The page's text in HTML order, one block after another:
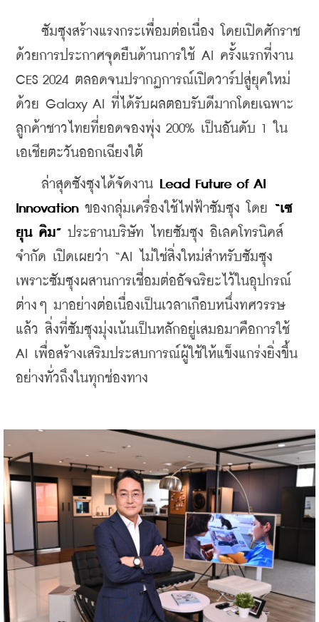
ซัมซุงสร้างแรงกระเพื่อมต่อเนื่อง โดยเปิดศักราช
ด้วยการประกาศจุดยืนด้านการใช้ AI ครั้งแรกที่งาน
CES 2024 ตลอดจนปรากฏการณ์เปิดวาร์ปสู่ยุคใหม่
ด้วย Galaxy AI ที่ได้รับผลตอบรับดีมากโดยเฉพาะ
ลูกค้าชาวไทยที่ยอดจองพุ่ง 200% เป็นอันดับ 1 ใน
เอเชียตะวันออกเฉียงใต้
ล่าสุดซังซุงได้จัดงาน
Lead Future of AI
Innovation ของกลุ่มเครื่องใช้ไฟฟ้าซัมซุง โดย “เซ
ยุน คิม” ประธานบริษัท ไทยซัมซุง อิเลคโทรนิคส์
จำกัด เปิดเผยว่า “AI ไม่ใช่สิ่งใหม่สำหรับซัมซุง
เพราะซัมซุงผสานการเชื่อมต่ออัจฉริยะไว้ในอุปกรณ์
ต่างๆ มาอย่างต่อเนื่องเป็นเวลาเกือบหนึ่งทศวรรษ
แล้ว สิ่งที่ซัมซุงมุ่งเน้นเป็นหลักอยู่เสมอมาคือการใช้
AI เพื่อสร้างเสริมประสบการณ์ผู้ใช้ให้แข็งแกร่งยิ่งขึ้น
อย่างทั่วถึงในทุกช่องทาง